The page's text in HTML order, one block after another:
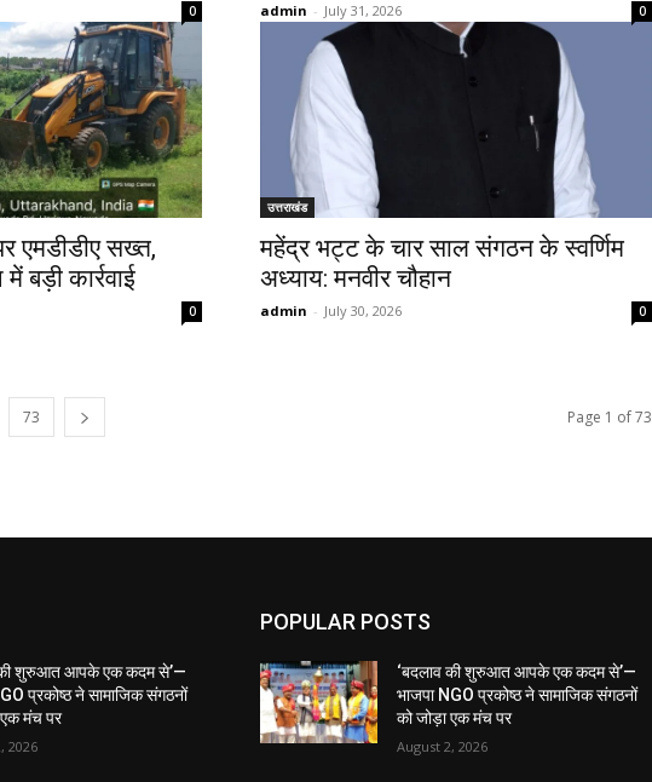
0 admin - July 31, 2026 0
एमडीडीए सख्त,
कार्रवाई
0
उत्तराखंड
महेंद्र भट्ट के चार साल संगठन के स्वर्णिम
अध्याय: मनवीर चौहान
admin - July 30, 2026 0
73 Page 1 of 73
की शुरुआत आपके एक कदम से’—
प्रकोष्ठ ने सामाजिक संगठनों
एक मंच पर
2026
POPULAR POSTS
‘बदलाव की शुरुआत आपके एक कदम से’—
भाजपा NGO प्रकोष्ठ ने सामाजिक संगठनों
को जोड़ा एक मंच पर
August 2, 2026